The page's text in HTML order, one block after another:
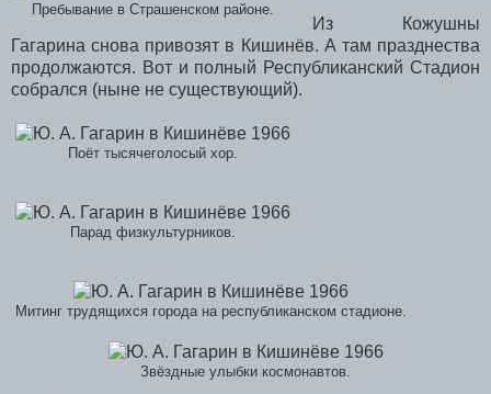
Пребывание в Страшенском районе.
Из Кожушны
Гагарина снова привозят в Кишинёв. А там празднества
продолжаются. Вот и полный Республиканский Стадион
собрался (ныне не существующий).
Поёт тысячеголосый хор.
Парад физкультурников.
Митинг трудящихся города на республиканском стадионе.
Звёздные улыбки космонавтов.